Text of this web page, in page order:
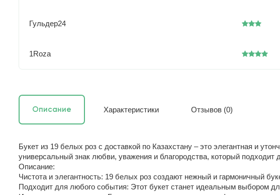
Гульдер24
1Roza
Описание Характеристики Отзывов (0)
Букет из 19 белых роз с доставкой по Казахстану – это элегантная и
универсальный знак любви, уважения и благородства, который
Описание:
Чистота и элегантность: 19 белых роз создают нежный и гармоничный
Подходит для любого события: Этот букет станет идеальным выбором